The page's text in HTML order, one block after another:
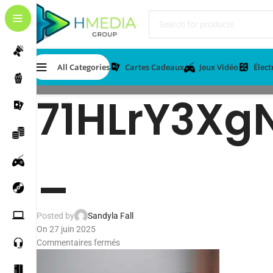
All Categories Cartes Cadeaux Jeux Vidéo
_
Posted by
Sandyla Fall
On 27 juin 2025
Commentaires fermés